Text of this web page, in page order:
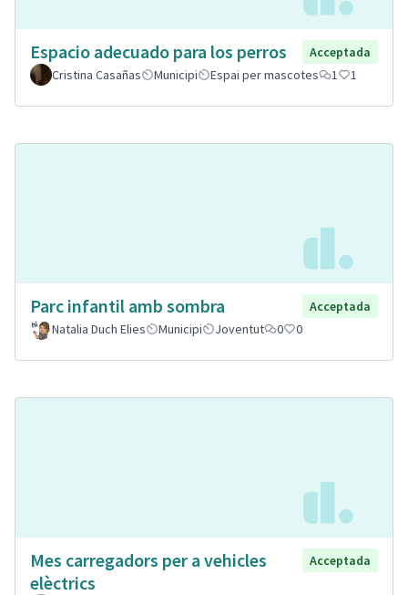
Espacio adecuado para los perros
Acceptada
Cristina Casañas
Municipi Espai per mascotes 1 1
Parc infantil amb sombra
Acceptada
Natalia Duch Elies
Municipi Joventut 0 0
Mes carregadors per a vehicles
elèctrics
Acceptada